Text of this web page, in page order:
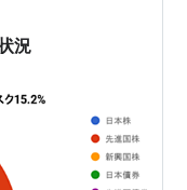
が、先月の4月と
況